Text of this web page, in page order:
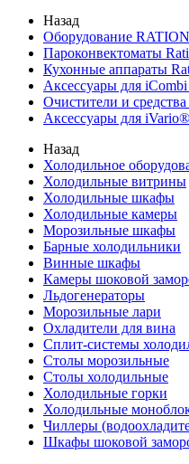
Назад
Оборудование
Пароконвектоматы
Кухонные аппараты
Аксессуары для
Очистители и
Аксессуары для iVario®
Назад
Холодильное
Холодильные витрины
Холодильные шкафы
Холодильные камеры
Морозильные шкафы
Барные холодильники
Винные шкафы
Камеры шоковой
Льдогенераторы
Морозильные лари
Охладители для вина
Сплит-системы
Столы морозильные
Столы холодильные
Холодильные горки
Холодильные
Чиллеры
Шкафы шоковой